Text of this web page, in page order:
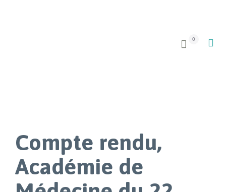
 0 
Compte rendu,
Académie de